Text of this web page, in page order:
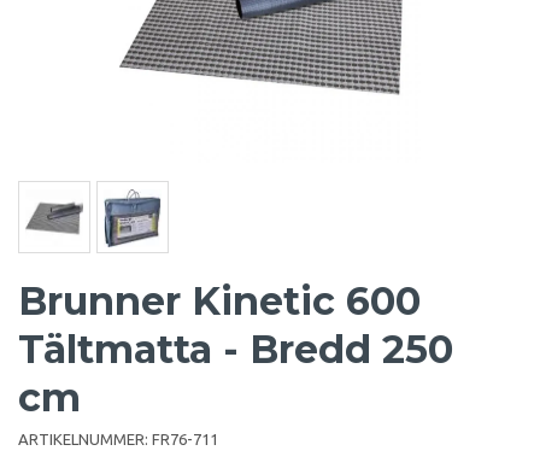
Brunner Kinetic 600
Tältmatta - Bredd 250
cm
ARTIKELNUMMER: FR76-711